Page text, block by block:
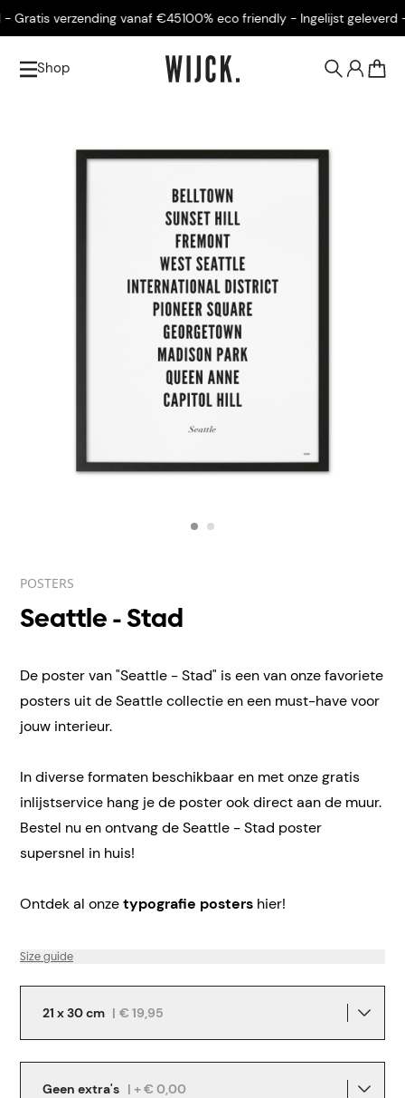
verzending vanaf €45100% eco friendly - Ingelijst geleverd -
Shop
POSTERS
Seattle - Stad
De poster van "Seattle - Stad" is een van onze favoriete
posters uit de Seattle collectie en een must-have voor
jouw interieur.
In diverse formaten beschikbaar en met onze gratis
inlijstservice hang je de poster ook direct aan de muur.
Bestel nu en ontvang de Seattle - Stad poster
supersnel in huis!
Ontdek al onzetypografie posters hier!
Size guide
21 x 30 cm | € 19,95
Geen extra's | + € 0,00